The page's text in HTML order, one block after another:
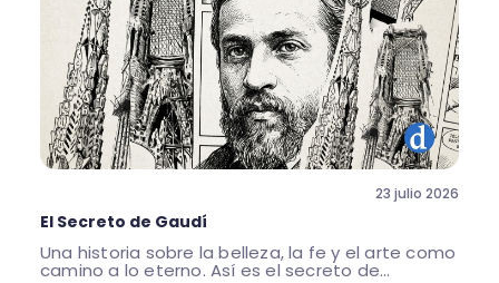
23 julio 2026
El Secreto de Gaudí
Una historia sobre la belleza, la fe y el arte como
camino a lo eterno. Así es el secreto de...